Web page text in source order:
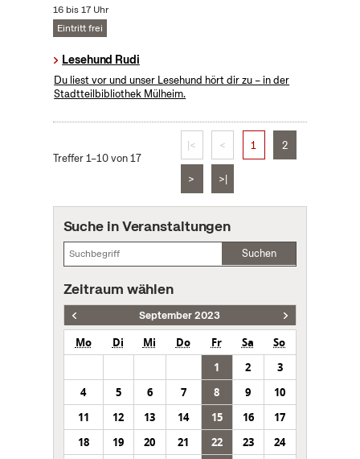
16 bis 17 Uhr
Eintritt frei
Lesehund Rudi
Du liest vor und unser Lesehund hört dir zu – in der
Stadtteilbibliothek Mülheim.
Treffer 1–10 von 17
|< < 1 2
> >|
Suche in Veranstaltungen
Suchen
Zeitraum wählen
September 2023
Mo Di Mi Do Fr Sa
So
1
2
3
4
5 6 7 8 9
10
11
12 13 14 15 16
17
18
19 20 21 22 23
24